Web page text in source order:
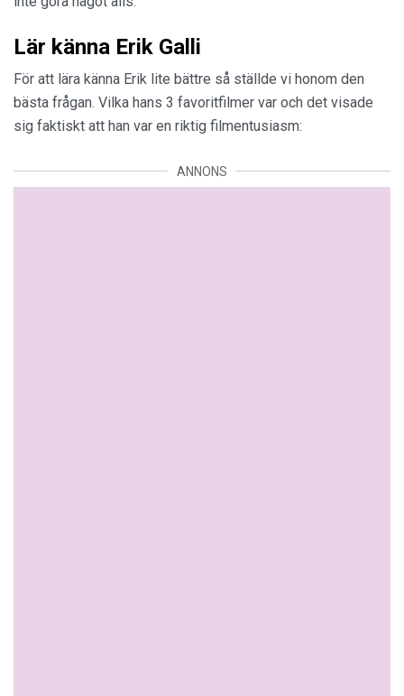
Lär känna Erik Galli
För att lära känna Erik lite bättre så ställde vi honom den
bästa frågan. Vilka hans 3 favoritfilmer var och det visade
sig faktiskt att han var en riktig filmentusiasm:
ANNONS